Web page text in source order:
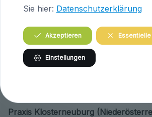
Höfern 1
A-9063 Maria Saal
Österreich
04223 / 200 23
Praxis Klosterneuburg
Sie hier: Datenschutzerklärung
Akzeptieren
Einstellungen